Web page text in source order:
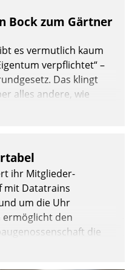
Bock zum Gärtner
es vermutlich kaum
verpflichtet“ –
Das klingt
alles andere, wie
Denn mit der
ihr Mitglieder-
mit Datatrains
um die Uhr
ermöglicht den
die
Tablet oder PC.